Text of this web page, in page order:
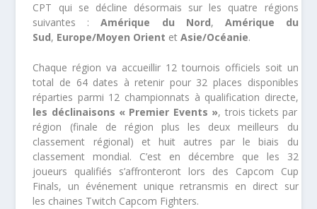
CPT qui se décline désormais sur les quatre régions
suivantes :Amérique du Nord, Amérique du
Sud, Europe/Moyen Orient etAsie/Océanie.
Chaque région va accueillir 12 tournois officiels soit un
total de 64 dates à retenir pour 32 places disponibles
réparties parmi 12 championnats à qualification directe,
les déclinaisons « Premier Events », trois tickets par
région (finale de région plus les deux meilleurs du
classement régional) et huit autres par le biais du
classement mondial. C’est en décembre que les 32
joueurs qualifiés s’affronteront lors des Capcom Cup
Finals, un événement unique retransmis en direct sur
les chaines Twitch Capcom Fighters.